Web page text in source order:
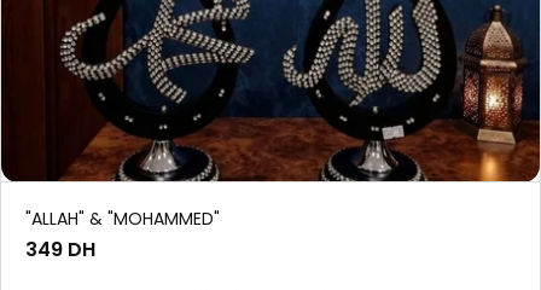
"ALLAH" & "MOHAMMED"
349 DH